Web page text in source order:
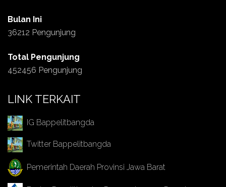
Bulan Ini
36212 Pengunjung
Total Pengunjung
452456 Pengunjung
LINK TERKAIT
IG Bappelitbangda
Twitter Bappelitbangda
Pemerintah Daerah Provinsi Jawa Barat